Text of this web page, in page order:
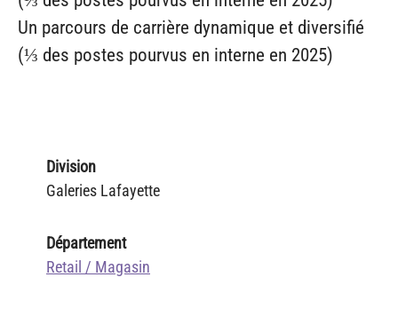
Un parcours de carrière dynamique et diversifié
(⅓ des postes pourvus en interne en 2025)
Division
Galeries Lafayette
Département
Retail / Magasin